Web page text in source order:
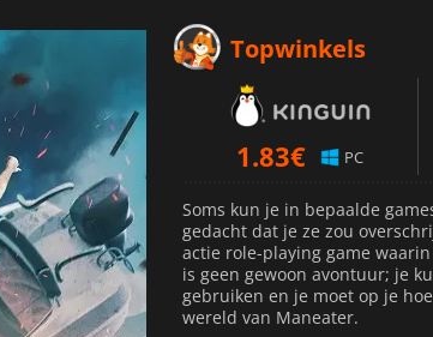
Topwinkels
1.83€ PC
Soms kun je in bepaalde
gedacht dat je ze zou
actie role-playing game
is geen gewoon avontuur; je
gebruiken en je moet op je
wereld van Maneater.